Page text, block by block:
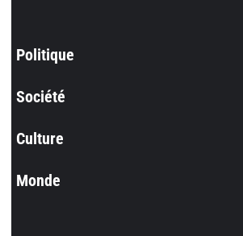
Politique
Société
Culture
Monde